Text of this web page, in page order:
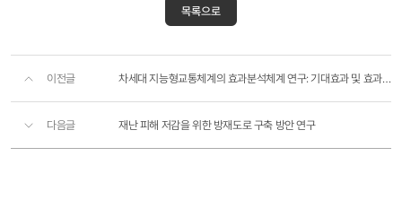
목록으로
이전글 차세대 지능형교통체계의 효과분석체계 연구: 기대효과 및 효과척도를 중심으로
다음글 재난 피해 저감을 위한 방재도로 구축 방안 연구